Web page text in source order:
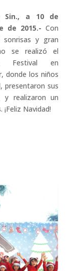
Sin., a 10 de
de 2015.- Con
sonrisas y gran
se realizó el
Festival en
donde los niños
presentaron sus
y realizaron un
Navidad!